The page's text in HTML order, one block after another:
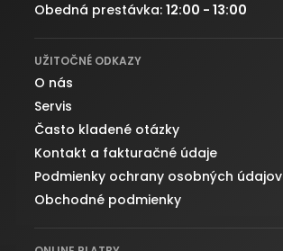
Obedná prestávka: 12:00 - 13:00
UŽITOČNÉ ODKAZY
O nás
Servis
Často kladené otázky
Kontakt a fakturačné údaje
Podmienky ochrany osobných údajov
Obchodné podmienky